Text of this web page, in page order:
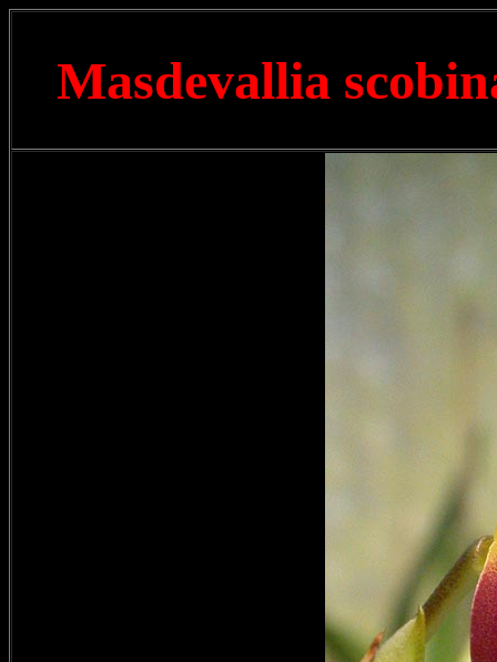
Masdevallia